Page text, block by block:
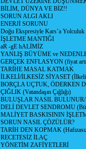
BİLİM, DÜNYA VE BİZ!!
SORUN ALGI AKLI
ENERJİ SORUNU
Doğu Ekspresiyle Kars’a Yolculuk
İŞLETME MANTIĞI
aR -gE hALİMİZ
YANLIŞ BÜYÜME ve
GERÇEK ENFLASYON (fiyat
TARİHE MASAL KATMAK
İLKELİ/İLKESİZ SİYASET
BORÇLA UÇTUK, ÖDERKEN
ÇIĞLIK (Vatandaşın Çığlığı)
BULUŞLAR NASIL
DELİ DEVLET SENDROMU
MALİYET BASKISININ
SORUN NASIL ÇÖZÜLÜR?
TARİH DEN KOPMAK
RECETESİZ İLAÇ
YÖNETİM ZAFİYETLERİ